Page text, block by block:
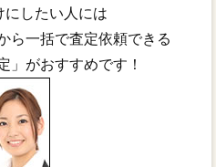
にしたい人には
ら一括で査定依頼できる
」がおすすめです！